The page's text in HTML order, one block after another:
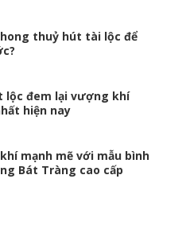
thuỷ hút tài lộc để
lộc đem lại vượng khí
hiện nay
mạnh mẽ với mẫu bình
Bát Tràng cao cấp